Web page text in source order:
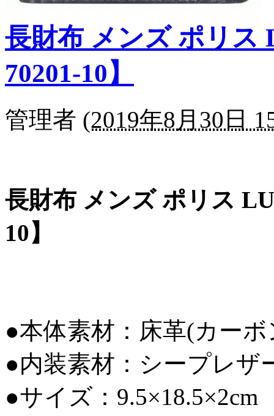
長財布 メンズ ポリス
70201-10】
管理者 (2019年8月30日
長財布 メンズ ポリス
10】
●本体素材：床革(カー
●内装素材：シープレザ
●サイズ：9.5×18.5×2cm